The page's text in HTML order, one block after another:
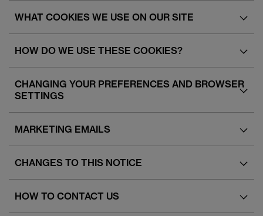
WHAT COOKIES WE USE ON OUR SITE
HOW DO WE USE THESE COOKIES?
CHANGING YOUR PREFERENCES AND BROWSER
SETTINGS
MARKETING EMAILS
CHANGES TO THIS NOTICE
HOW TO CONTACT US